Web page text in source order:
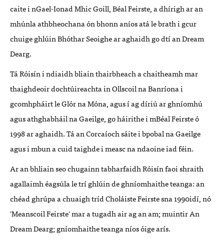
caite i nGael-Ionad Mhic Goill, Béal Feirste, a dhírigh ar an
mhúnla athbheochana ón bhonn aníos atá le brath i gcur
chuige ghlúin Bhóthar Seoighe ar aghaidh go dtí an Dream
Dearg.
Tá Róisín i ndiaidh bliain thairbheach a chaitheamh mar
thaighdeoir dochtúireachta in Ollscoil na Banríona i
gcomhpháirt le Glór na Móna, agus í ag díriú ar ghníomhú
agus athghabháil na Gaeilge, go háirithe i mBéal Feirste ó
1998 ar aghaidh. Tá an Corcaíoch sáite i bpobal na Gaeilge
agus i mbun a cuid taighde i measc na ndaoine iad féin.
Ar an bhliain seo chugainn tabharfaidh Róisín faoi shraith
agallaimh éagsúla le trí ghlúin de ghníomhaithe teanga: an
chéad ghrúpa a chuaigh tríd Choláiste Feirste sna 1990idí, nó
'Meanscoil Feirste' mar a tugadh air ag an am; muintir An
Dream Dearg; gníomhaithe teanga níos óige arís.